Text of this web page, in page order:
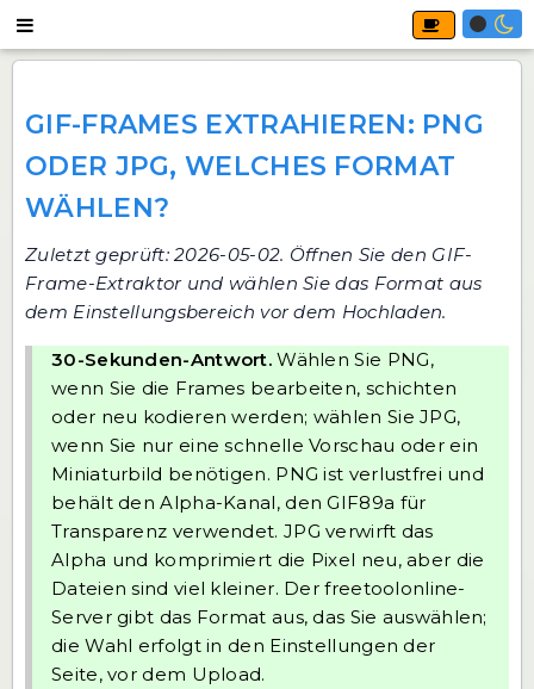
GIF-FRAMES EXTRAHIEREN: PNG
ODER JPG, WELCHES FORMAT
WÄHLEN?
Zuletzt geprüft: 2026-05-02. Öffnen Sie den GIF-
Frame-Extraktorund wählen Sie das Format aus
dem Einstellungsbereich vor dem Hochladen.
30-Sekunden-Antwort. Wählen Sie PNG,
wenn Sie die Frames bearbeiten, schichten
oder neu kodieren werden; wählen Sie JPG,
wenn Sie nur eine schnelle Vorschau oder ein
Miniaturbild benötigen. PNG ist verlustfrei und
behält den Alpha-Kanal, den GIF89a für
Transparenz verwendet. JPG verwirft das
Alpha und komprimiert die Pixel neu, aber die
Dateien sind viel kleiner. Der freetoolonline-
Server gibt das Format aus, das Sie auswählen;
die Wahl erfolgt in den Einstellungen der
Seite, vor dem Upload.